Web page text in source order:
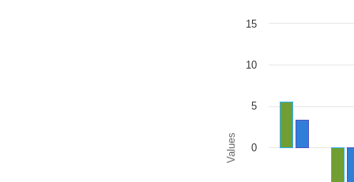
Bar chart with 2 data
Values 0
5
10
15